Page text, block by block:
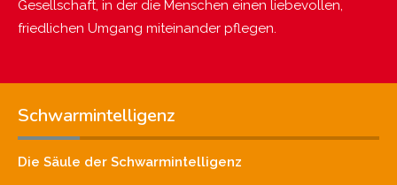
Gesellschaft, in der die Menschen einen liebevollen,
friedlichen Umgang miteinander pflegen.
Schwarmintelligenz
Die Säule der Schwarmintelligenz